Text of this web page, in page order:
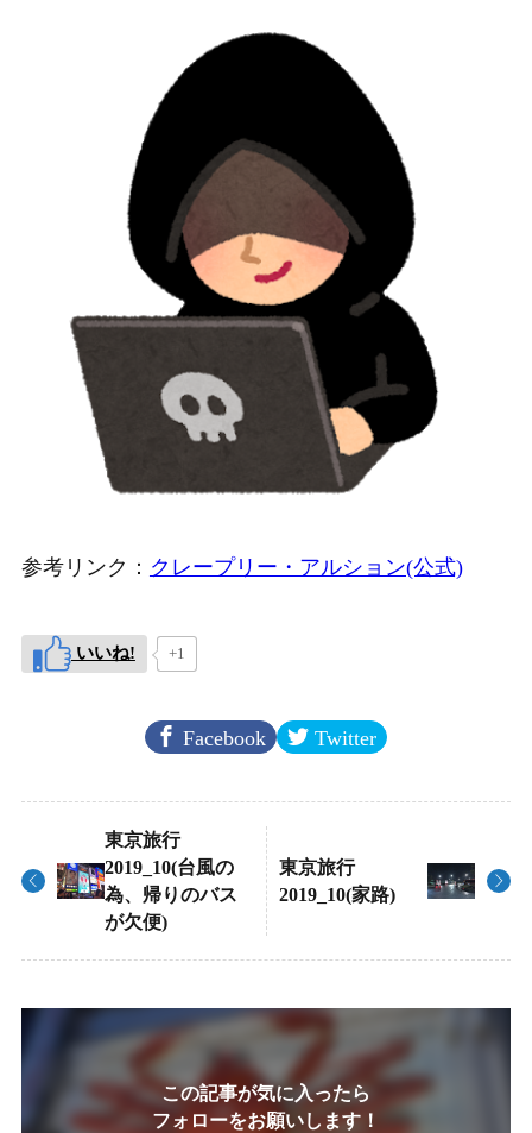
参考リンク： クレープリー・アルション(公式)
いいね! +1
Facebook Twitter
東京旅行
2019_10(台風の
為、帰りのバス
が欠便)
東京旅行
2019_10(家路)
この記事が気に入ったら
フォローをお願いします！